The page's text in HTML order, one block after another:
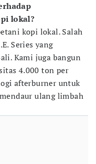
lokal?
kopi lokal. Salah
Series yang
Kami juga bangun
4.000 ton per
afterburner untuk
ulang limbah